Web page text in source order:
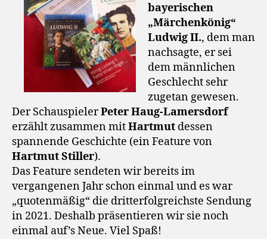
bayerischen
„Märchenkönig“
Ludwig II., dem man
nachsagte, er sei
dem männlichen
Geschlecht sehr
zugetan gewesen.
Der SchauspielerPeter Haug-Lamersdorf
erzählt zusammen mitHartmut dessen
spannende Geschichte (ein Feature von
Hartmut Stiller).
Das Feature sendeten wir bereits im
vergangenen Jahr schon einmal und es war
„quotenmäßig“ die dritterfolgreichste Sendung
in 2021. Deshalb präsentieren wir sie noch
einmal auf’s Neue. Viel Spaß!